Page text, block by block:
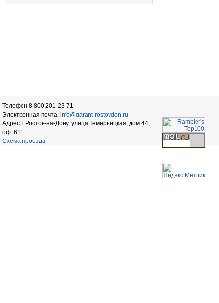
Телефон 8 800 201-23-71
Электронная почта: info@garant-rostovdon.ru
Адрес: г.Ростов-на-Дону, улица Темерницкая, дом 44,
оф. 611
Схема проезда